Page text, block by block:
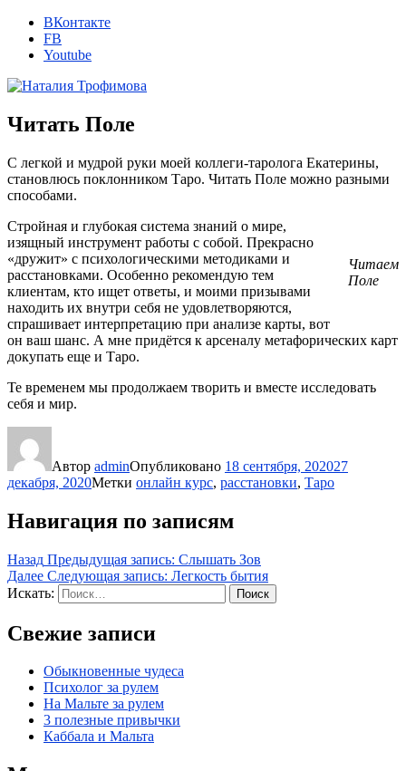
ВКонтакте
FB
Youtube
Читать Поле
С легкой и мудрой руки моей коллеги-таролога Екатерины,
становлюсь поклонником Таро. Читать Поле можно разными
способами.
Читаем
Поле
Стройная и глубокая система знаний о мире,
изящный инструмент работы с собой. Прекрасно
«дружит» с психологическими методиками и
расстановками. Особенно рекомендую тем
клиентам, кто ищет ответы, и моими призывами
находить их внутри себя не удовлетворяются,
спрашивает интерпретацию при анализе карты, вот
он ваш шанс. А мне придётся к арсеналу метафорических карт
докупать еще и Таро.
Те временем мы продолжаем творить и вместе исследовать
себя и мир.
Автор adminОпубликовано 18 сентября, 202027
декабря, 2020Метки онлайн курс, расстановки, Таро
Навигация по записям
Назад Предыдущая запись: Слышать Зов
Далее Следующая запись: Легкость бытия
Искать:
Поиск
Свежие записи
Обыкновенные чудеса
Психолог за рулем
На Мальте за рулем
3 полезные привычки
Каббала и Мальта